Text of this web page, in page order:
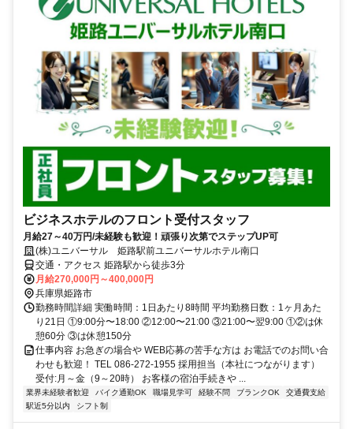
ビジネスホテルのフロント受付スタッフ
月給27～40万円/未経験も歓迎！頑張り次第でステップUP可
(株)ユニバーサル 姫路駅前ユニバーサルホテル南口
交通・アクセス 姫路駅から徒歩3分
月給270,000円～400,000円
兵庫県姫路市
勤務時間詳細 実働時間：1日あたり8時間 平均勤務日数：1ヶ月あた
り21日 ①9:00分〜18:00 ②12:00〜21:00 ③21:00〜翌9:00 ①②は休
憩60分 ③は休憩150分
仕事内容 お急ぎの場合や WEB応募の苦手な方は お電話でのお問い合
わせも歓迎！ TEL 086-272-1955 採用担当（本社につながります）
受付:月～金（9～20時） お客様の宿泊手続きや ...
業界未経験者歓迎 バイク通勤OK 職場見学可 経験不問 ブランクOK
交通費支給
駅近5分以内
シフト制